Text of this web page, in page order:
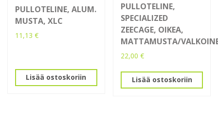
PULLOTELINE, ALUM.
MUSTA, XLC
11,13 €
Lisää ostoskoriin
PULLOTELINE,
SPECIALIZED
ZEECAGE, OIKEA,
MATTAMUSTA/
22,00€
Lisää ostoskoriin